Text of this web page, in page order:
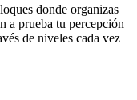
donde organizas
a prueba tu percepción
de niveles cada vez